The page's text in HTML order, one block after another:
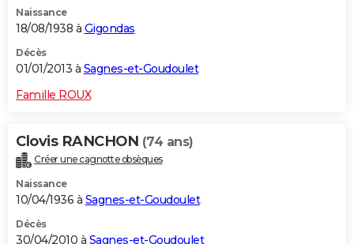
Naissance
18/08/1938 à Gigondas
Décès
01/01/2013 à Sagnes-et-Goudoulet
Famille ROUX
Clovis RANCHON (74 ans)
Créer une cagnotte obsèques
Naissance
10/04/1936 à Sagnes-et-Goudoulet
Décès
30/04/2010 à Sagnes-et-Goudoulet